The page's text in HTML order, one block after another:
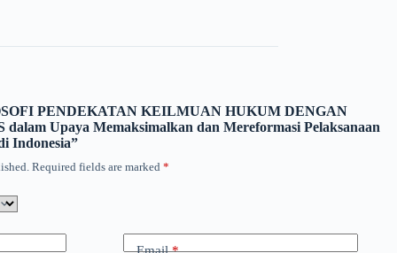
PENDEKATAN KEILMUAN HUKUM DENGAN
Upaya Memaksimalkan dan Mereformasi Pelaksanaan
Indonesia”
Required fields are marked *